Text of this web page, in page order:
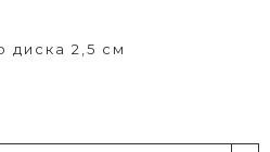
диска 2,5 см